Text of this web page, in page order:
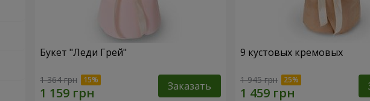
Букет "Леди Грей"
1 364 грн Заказать
9 кустовых кремовых
1 945 грн